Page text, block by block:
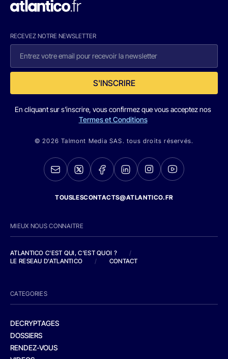
RECEVEZ NOTRE NEWSLETTER
S'INSCRIRE
En cliquant sur s'inscrire, vous confirmez que vous acceptez nos
Termes et Conditions
© 2026 Talmont Media SAS. tous droits réservés.
TOUSLESCONTACTS@ATLANTICO.FR
MIEUX NOUS CONNAITRE
ATLANTICO C'EST QUI, C'EST QUOI ?
/
LE RESEAU D'ATLANTICO
/ CONTACT
CATEGORIES
DECRYPTAGES
DOSSIERS
RENDEZ-VOUS